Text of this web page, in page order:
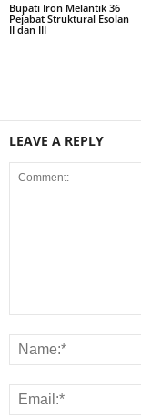
Bupati Iron Melantik 36
Pejabat Struktural Esolan
II dan III
LEAVE A REPLY